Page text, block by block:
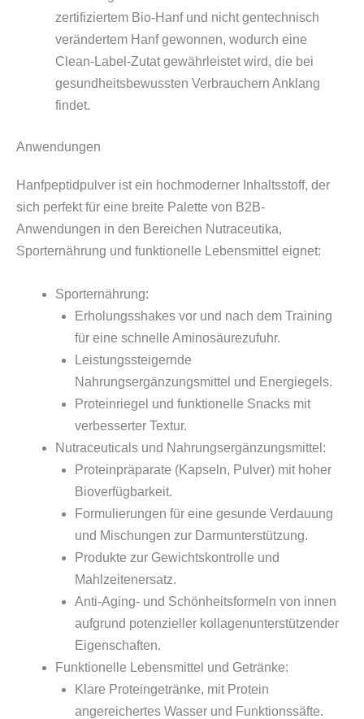
zertifiziertem Bio-Hanf und nicht gentechnisch
verändertem Hanf gewonnen, wodurch eine
Clean-Label-Zutat gewährleistet wird, die bei
gesundheitsbewussten Verbrauchern Anklang
findet.
Anwendungen
Hanfpeptidpulver ist ein hochmoderner Inhaltsstoff, der
sich perfekt für eine breite Palette von B2B-
Anwendungen in den Bereichen Nutraceutika,
Sporternährung und funktionelle Lebensmittel eignet:
Sporternährung:
Erholungsshakes vor und nach dem Training
für eine schnelle Aminosäurezufuhr.
Leistungssteigernde
Nahrungsergänzungsmittel und Energiegels.
Proteinriegel und funktionelle Snacks mit
verbesserter Textur.
Nutraceuticals und Nahrungsergänzungsmittel:
Proteinpräparate (Kapseln, Pulver) mit hoher
Bioverfügbarkeit.
Formulierungen für eine gesunde Verdauung
und Mischungen zur Darmunterstützung.
Produkte zur Gewichtskontrolle und
Mahlzeitenersatz.
Anti-Aging- und Schönheitsformeln von innen
aufgrund potenzieller kollagenunterstützender
Eigenschaften.
Funktionelle Lebensmittel und Getränke:
Klare Proteingetränke, mit Protein
angereichertes Wasser und Funktionssäfte.